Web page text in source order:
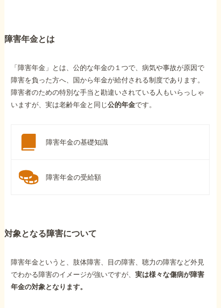
障害年金とは
「障害年金」とは、公的な年金の１つで、病気や事故が原因で
障害を負った方へ、国から年金が給付される制度であります。
障害者のための特別な手当と勘違いされている人もいらっしゃ
いますが、実は老齢年金と同じ公的年金です。
障害年金の基礎知識
障害年金の受給額
対象となる障害について
障害年金というと、肢体障害、目の障害、聴力の障害など外見
でわかる障害のイメージが強いですが、実は様々な傷病が障害
年金の対象となります。